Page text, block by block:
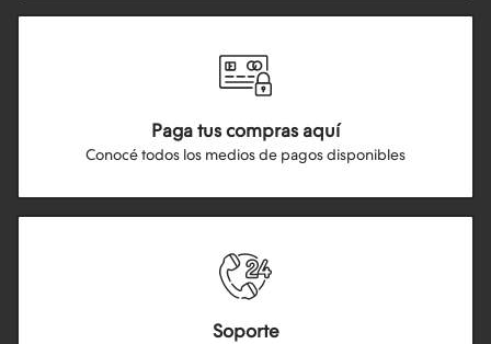
Paga tus compras aquí
Conocé todos los medios de pagos disponibles
Soporte